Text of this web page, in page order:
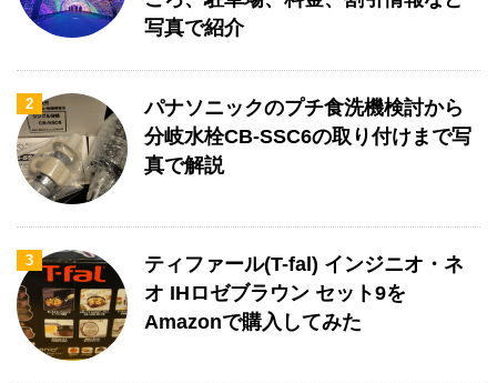
写真で紹介
2
パナソニックのプチ食洗機検討から
分岐水栓CB-SSC6の取り付けまで写
真で解説
3
ティファール(T-fal) インジニオ・ネ
オ IHロゼブラウン セット9を
Amazonで購入してみた